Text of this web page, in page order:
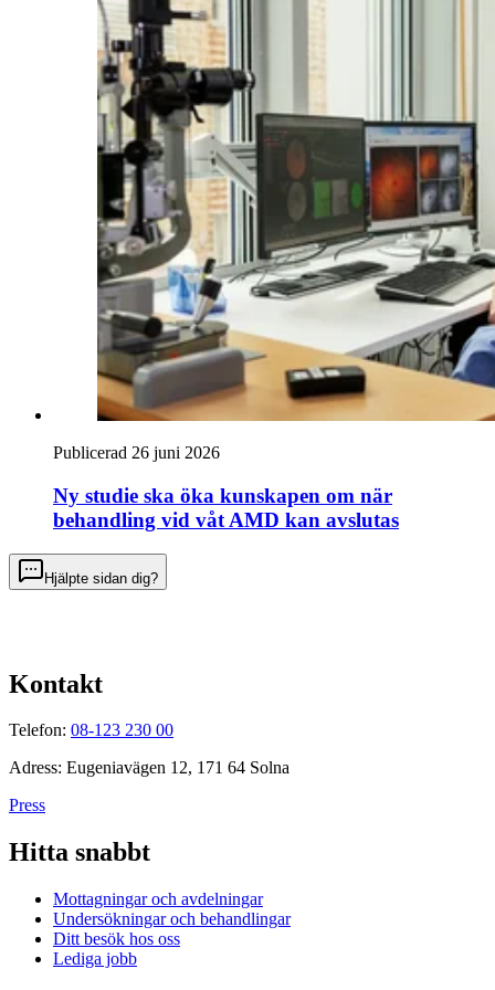
Publicerad 26 juni 2026
Ny studie ska öka kunskapen om när
behandling vid våt AMD kan avslutas
Hjälpte sidan dig?
Kontakt
Telefon: 08-123 230 00
Adress: Eugeniavägen 12, 171 64 Solna
Press
Hitta snabbt
Mottagningar och avdelningar
Undersökningar och behandlingar
Ditt besök hos oss
Lediga jobb